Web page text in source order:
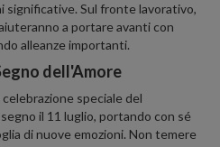
significative. Sul fronte lavorativo,
a portare avanti con
alleanze importanti.
dell'Amore
speciale del
il 11 luglio, portando con sé
di nuove emozioni. Non temere